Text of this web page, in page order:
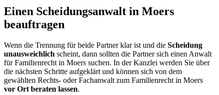
Einen Scheidungsanwalt in Moers
beauftragen
Wenn die Trennung für beide Partner klar ist und die Scheidung
unausweichlich scheint, dann sollten die Partner sich einen Anwalt
für Familienrecht in Moers suchen. In der Kanzlei werden Sie über
die nächsten Schritte aufgeklärt und können sich von dem
gewählten Rechts- oder Fachanwalt zum Familienrecht in Moers
vor Ort beraten lassen.